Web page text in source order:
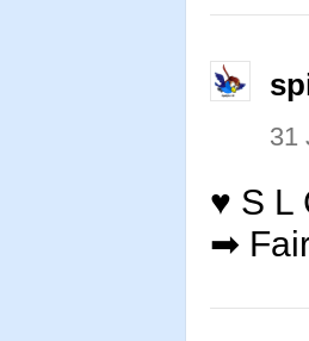
31
♥ S L
➡